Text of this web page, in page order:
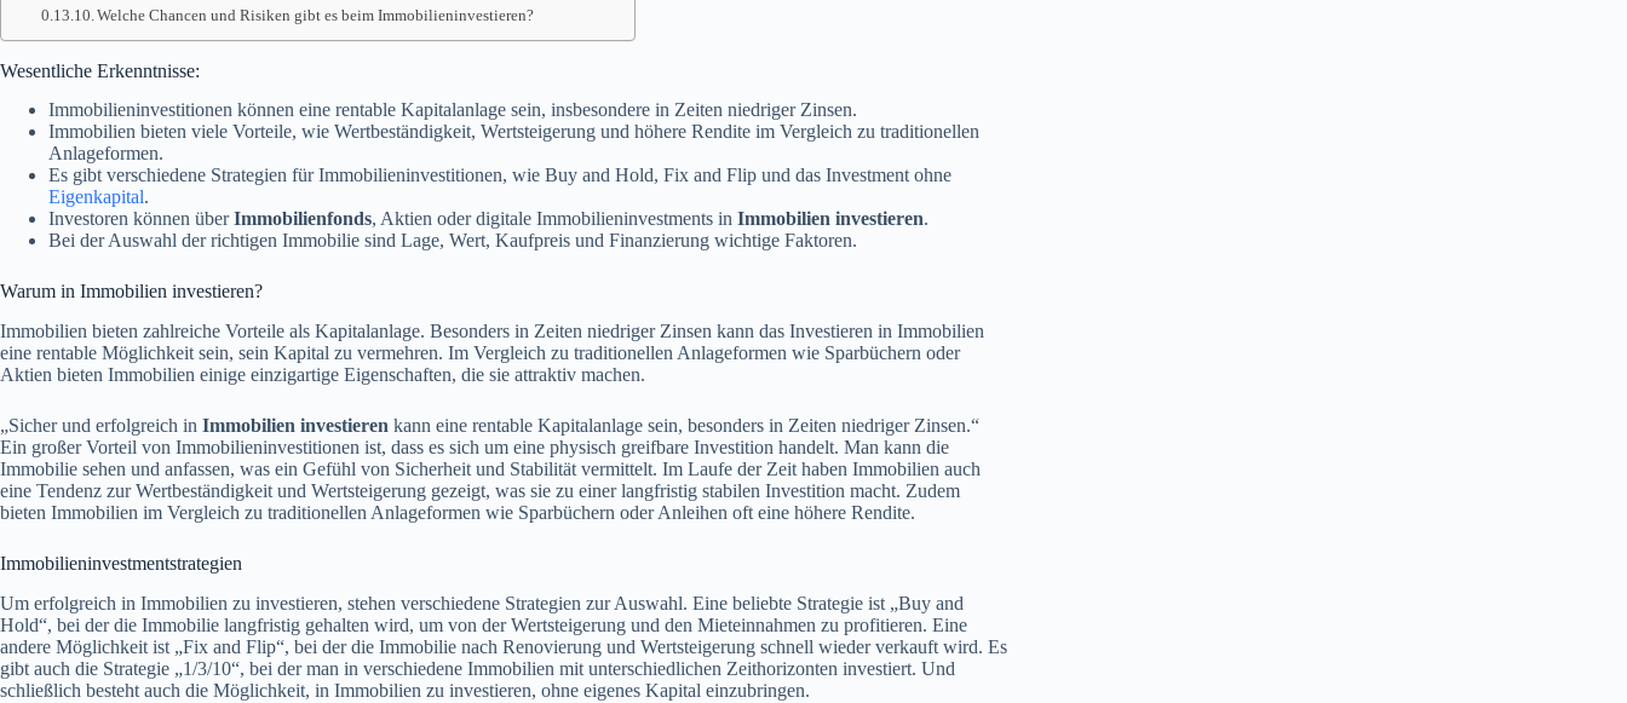
Welche Chancen und Risiken gibt es beim Immobilieninvestieren?
Wesentliche Erkenntnisse:
Immobilieninvestitionen können eine rentable Kapitalanlage sein, insbesondere in Zeiten niedriger Zinsen.
Immobilien bieten viele Vorteile, wie Wertbeständigkeit, Wertsteigerung und höhere Rendite im Vergleich zu traditionellen
Anlageformen.
Es gibt verschiedene Strategien für Immobilieninvestitionen, wie Buy and Hold, Fix and Flip und das Investment ohne
Eigenkapital.
Investoren können überImmobilienfonds, Aktien oder digitale Immobilieninvestments in Immobilien investieren.
Bei der Auswahl der richtigen Immobilie sind Lage, Wert, Kaufpreis und Finanzierung wichtige Faktoren.
Warum in Immobilien investieren?
Immobilien bieten zahlreiche Vorteile als Kapitalanlage. Besonders in Zeiten niedriger Zinsen kann das Investieren in Immobilien
eine rentable Möglichkeit sein, sein Kapital zu vermehren. Im Vergleich zu traditionellen Anlageformen wie Sparbüchern oder
Aktien bieten Immobilien einige einzigartige Eigenschaften, die sie attraktiv machen.
„Sicher und erfolgreich in Immobilien investieren kann eine rentable Kapitalanlage sein, besonders in Zeiten niedriger Zinsen.“
Ein großer Vorteil von Immobilieninvestitionen ist, dass es sich um eine physisch greifbare Investition handelt. Man kann die
Immobilie sehen und anfassen, was ein Gefühl von Sicherheit und Stabilität vermittelt. Im Laufe der Zeit haben Immobilien auch
eine Tendenz zur Wertbeständigkeit und Wertsteigerung gezeigt, was sie zu einer langfristig stabilen Investition macht. Zudem
bieten Immobilien im Vergleich zu traditionellen Anlageformen wie Sparbüchern oder Anleihen oft eine höhere Rendite.
Immobilieninvestmentstrategien
Um erfolgreich in Immobilien zu investieren, stehen verschiedene Strategien zur Auswahl. Eine beliebte Strategie ist „Buy and
Hold“, bei der die Immobilie langfristig gehalten wird, um von der Wertsteigerung und den Mieteinnahmen zu profitieren. Eine
andere Möglichkeit ist „Fix and Flip“, bei der die Immobilie nach Renovierung und Wertsteigerung schnell wieder verkauft wird. Es
gibt auch die Strategie „1/3/10“, bei der man in verschiedene Immobilien mit unterschiedlichen Zeithorizonten investiert. Und
schließlich besteht auch die Möglichkeit, in Immobilien zu investieren, ohne eigenes Kapital einzubringen.